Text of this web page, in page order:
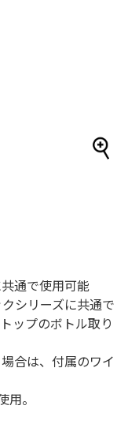
通で使用可能
シリーズに共通で
ップのボトル取り
合は、付属のワイ
。